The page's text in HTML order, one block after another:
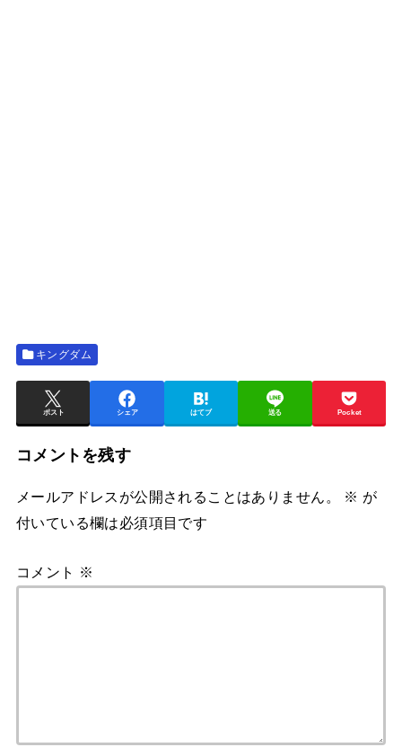
キングダム
ポスト シェア はてブ 送る Pocket
コメントを残す
メールアドレスが公開されることはありません。 ※ が
付いている欄は必須項目です
コメント ※